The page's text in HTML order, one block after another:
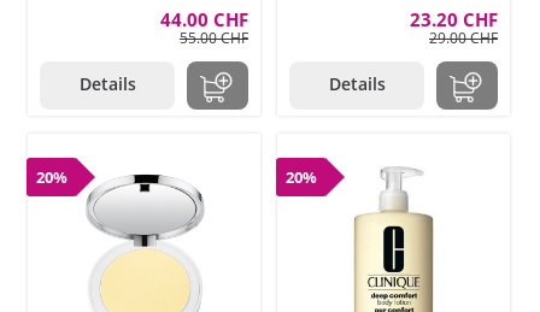
44.00 CHF
55.00 CHF
Details
23.20 CHF
29.00 CHF
Details
20% 20%